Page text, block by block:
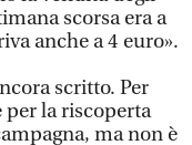
scorsa era a
anche a 4 euro».
scritto. Per
per la riscoperta
ma non è